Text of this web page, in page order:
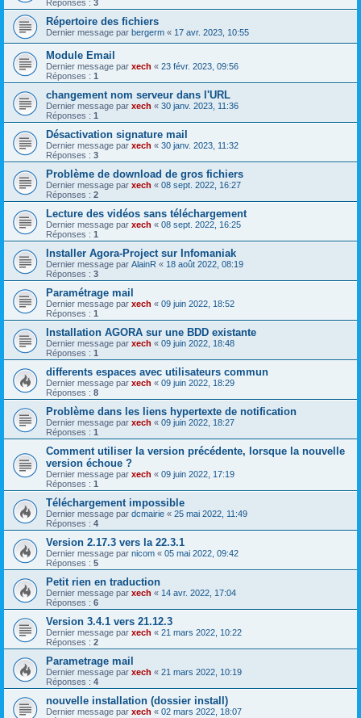
Réponses : 3
Répertoire des fichiers
Dernier message par bergerm « 17 avr. 2023, 10:55
Module Email
Dernier message par xech « 23 févr. 2023, 09:56
Réponses : 1
changement nom serveur dans l'URL
Dernier message par xech « 30 janv. 2023, 11:36
Réponses : 1
Désactivation signature mail
Dernier message par xech « 30 janv. 2023, 11:32
Réponses : 3
Problème de download de gros fichiers
Dernier message par xech « 08 sept. 2022, 16:27
Réponses : 2
Lecture des vidéos sans téléchargement
Dernier message par xech « 08 sept. 2022, 16:25
Réponses : 1
Installer Agora-Project sur Infomaniak
Dernier message par AlainR « 18 août 2022, 08:19
Réponses : 3
Paramétrage mail
Dernier message par xech « 09 juin 2022, 18:52
Réponses : 1
Installation AGORA sur une BDD existante
Dernier message par xech « 09 juin 2022, 18:48
Réponses : 1
differents espaces avec utilisateurs commun
Dernier message par xech « 09 juin 2022, 18:29
Réponses : 8
Problème dans les liens hypertexte de notification
Dernier message par xech « 09 juin 2022, 18:27
Réponses : 1
Comment utiliser la version précédente, lorsque la nouvelle
version échoue ?
Dernier message par xech « 09 juin 2022, 17:19
Réponses : 1
Téléchargement impossible
Dernier message par dcmairie « 25 mai 2022, 11:49
Réponses : 4
Version 2.17.3 vers la 22.3.1
Dernier message par nicom « 05 mai 2022, 09:42
Réponses : 5
Petit rien en traduction
Dernier message par xech « 14 avr. 2022, 17:04
Réponses : 6
Version 3.4.1 vers 21.12.3
Dernier message par xech « 21 mars 2022, 10:22
Réponses : 2
Parametrage mail
Dernier message par xech « 21 mars 2022, 10:19
Réponses : 4
nouvelle installation (dossier install)
Dernier message par xech « 02 mars 2022, 18:07